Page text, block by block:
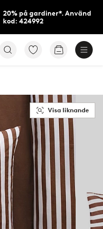
20% på gardiner*. Använd
kod: 424992
Gå
Gå
Visa liknande